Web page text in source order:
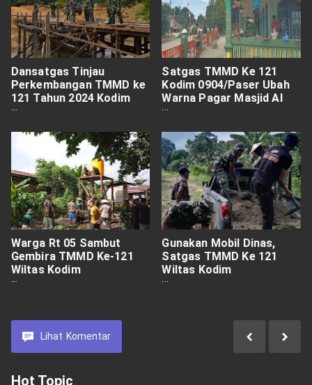
Dansatgas Tinjau
Perkembangan TMMD ke
121 Tahun 2024 Kodim
0904/ Psr
Satgas TMMD Ke 121
Kodim 0904/Paser Ubah
Warna Pagar Masjid Al
Ikhsan
Warga Rt 05 Sambut
Gembira TMMD Ke-121
Wiltas Kodim
0910/Malinau Bangun
Gunakan Mobil Dinas,
Satgas TMMD Ke 121
Wiltas Kodim
0910/Malinau Langsir
Lihat Komentar
Hot Topic